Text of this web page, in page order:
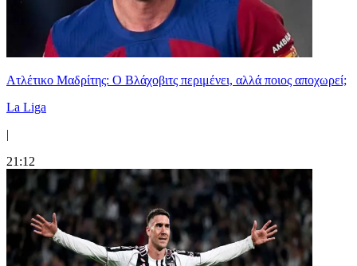
Ατλέτικο Μαδρίτης: Ο Βλάχοβιτς περιμένει, αλλά ποιος αποχωρεί;
La Liga
|
21:12